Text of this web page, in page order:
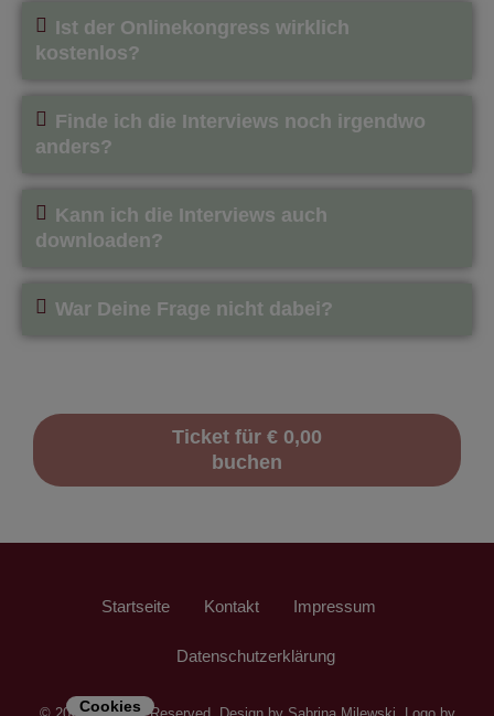
Ist der Onlinekongress wirklich
kostenlos?
Finde ich die Interviews noch irgendwo
anders?
Kann ich die Interviews auch
downloaden?
War Deine Frage nicht dabei?
Ticket für € 0,00
buchen
Startseite Kontakt Impressum
Datenschutzerklärung
Cookies